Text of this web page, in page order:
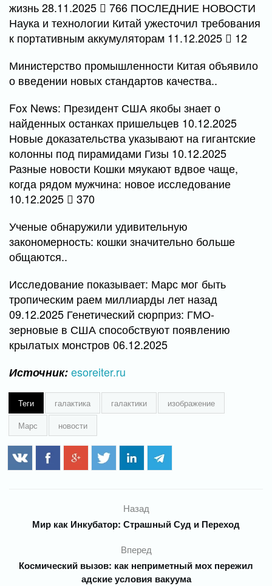
жизнь 28.11.2025
766 ПОСЛЕДНИЕ НОВОСТИ
Наука и технологии Китай ужесточил требования
к портативным аккумуляторам 11.12.2025
12
Министерство промышленности Китая объявило
о введении новых стандартов качества..
Fox News: Президент США якобы знает о
найденных останках пришельцев 10.12.2025
Новые доказательства указывают на гигантские
колонны под пирамидами Гизы 10.12.2025
Разные новости Кошки мяукают вдвое чаще,
когда рядом мужчина: новое исследование
10.12.2025
370
Ученые обнаружили удивительную
закономерность: кошки значительно больше
общаются..
Исследование показывает: Марс мог быть
тропическим раем миллиарды лет назад
09.12.2025 Генетический сюрприз: ГМО-
зерновые в США способствуют появлению
крылатых монстров 06.12.2025
Источник:esoreiter.ru
Теги галактика галактики
изображение
Марс
новости
Назад
Мир как Инкубатор: Страшный Суд и Переход
Вперед
Космический вызов: как неприметный мох пережил
адские условия вакуума